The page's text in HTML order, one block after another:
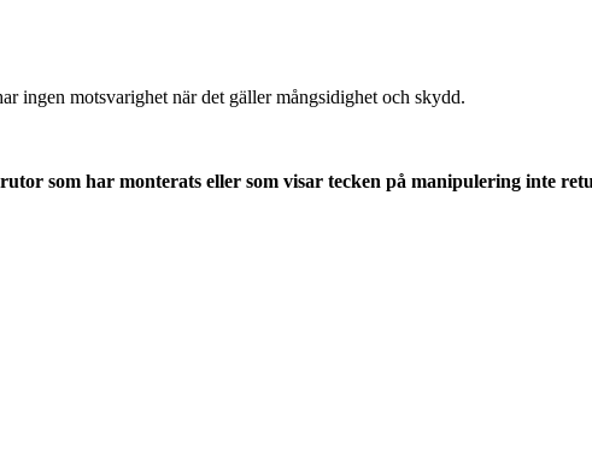
ingen motsvarighet när det gäller mångsidighet och skydd.
som har monterats eller som visar tecken på manipulering inte